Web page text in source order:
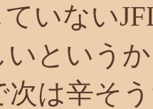
ていない
いという
次は辛そ